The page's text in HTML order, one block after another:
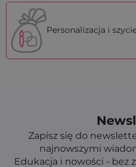
Personalizacja i
Zapisz się do
najnowszymi
Edukacja i nowości - bez